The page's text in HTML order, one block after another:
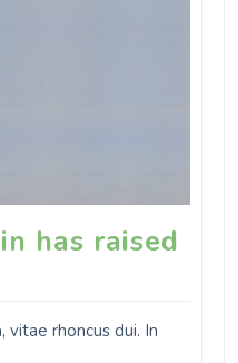
has raised
vitae rhoncus dui. In